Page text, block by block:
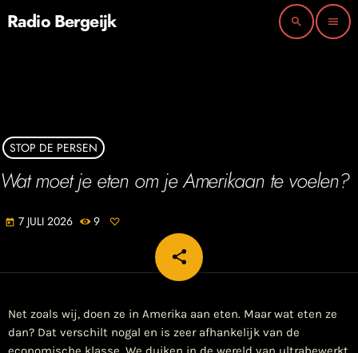
Radio Bergeijk search menu
STOP DE PERSEN
Wat moet je eten om je Amerikaan te voelen?
today 7 JULI 2026 9
share
email
Net zoals wij, doen ze in Amerika aan eten. Maar wat eten ze
dan? Dat verschilt nogal en is zeer afhankelijk van de